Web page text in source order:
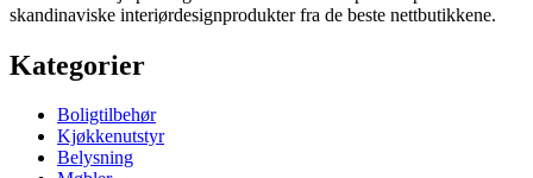
skandinaviske interiørdesignprodukter fra de beste nettbutikkene.
Kategorier
Boligtilbehør
Kjøkkenutstyr
Belysning